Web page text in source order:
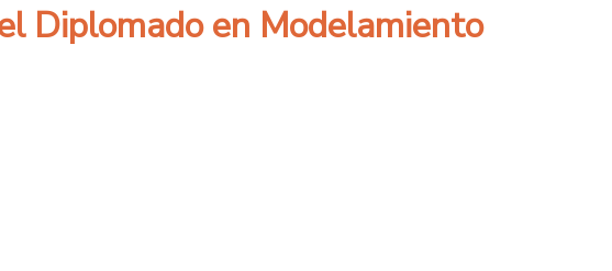
Diplomado en Modelamiento